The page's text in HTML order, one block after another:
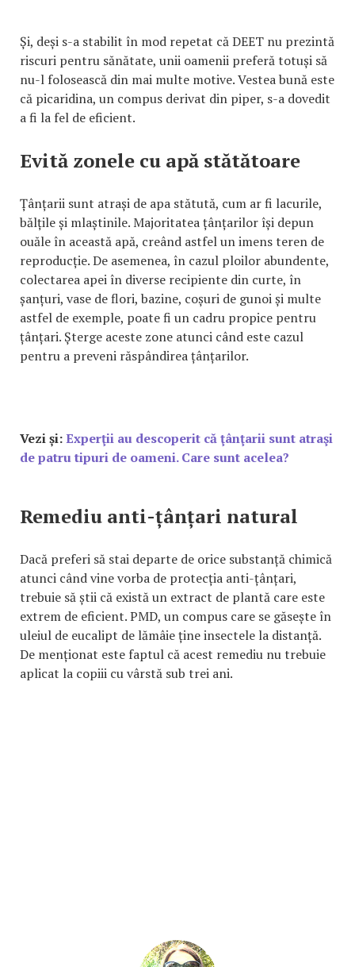
Și, deși s-a stabilit în mod repetat că DEET nu prezintă
riscuri pentru sănătate, unii oamenii preferă totuși să
nu-l folosească din mai multe motive. Vestea bună este
că picaridina, un compus derivat din piper, s-a dovedit
a fi la fel de eficient.
Evită zonele cu apă stătătoare
Țânțarii sunt atrași de apa stătută, cum ar fi lacurile,
bălțile și mlaștinile. Majoritatea țânțarilor își depun
ouăle în această apă, creând astfel un imens teren de
reproducție. De asemenea, în cazul ploilor abundente,
colectarea apei în diverse recipiente din curte, în
șanțuri, vase de flori, bazine, coșuri de gunoi și multe
astfel de exemple, poate fi un cadru propice pentru
țânțari. Șterge aceste zone atunci când este cazul
pentru a preveni răspândirea țânțarilor.
Vezi și:Experţii au descoperit că ţânţarii sunt atraşi
de patru tipuri de oameni. Care sunt acelea?
Remediu anti-țânțari natural
Dacă preferi să stai departe de orice substanță chimică
atunci când vine vorba de protecția anti-țânțari,
trebuie să știi că există un extract de plantă care este
extrem de eficient. PMD, un compus care se găsește în
uleiul de eucalipt de lămâie ține insectele la distanță.
De menționat este faptul că acest remediu nu trebuie
aplicat la copiii cu vârstă sub trei ani.